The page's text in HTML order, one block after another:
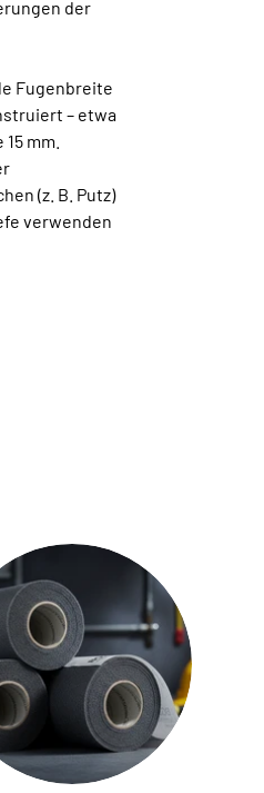
der
Fugenbreite
– etwa
mm.
(z. B. Putz)
verwenden